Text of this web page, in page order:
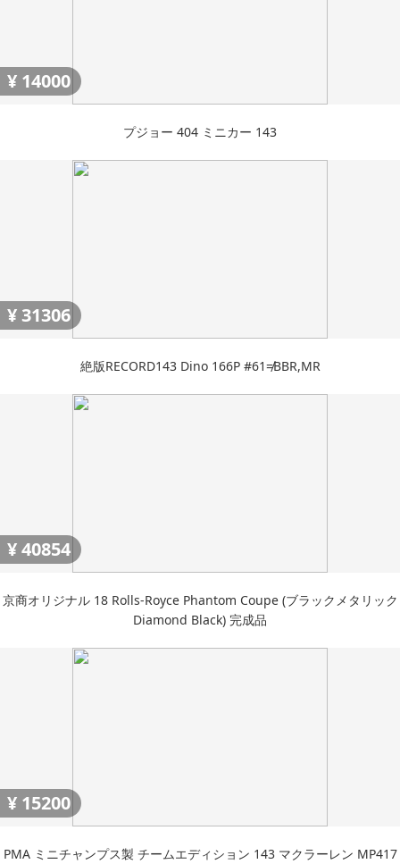
¥ 14000
プジョー 404 ミニカー 143
¥31306
絶版RECORD143 Dino 166P #61≠BBR,MR
¥40854
京商オリジナル 18 Rolls-Royce Phantom Coupe (ブラックメタリック
Diamond Black) 完成品
¥ 15200
PMA ミニチャンプス製 チームエディション 143 マクラーレン MP417